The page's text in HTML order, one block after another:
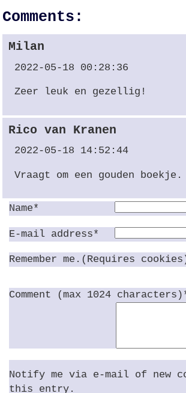
Comments:
Milan
2022-05-18 00:28:36
Zeer leuk en gezellig!
Rico van Kranen
2022-05-18 14:52:44
Vraagt om een gouden boekje.
Name*
E-mail address*
Remember me.(Requires
Comment (max 1024
Notify me via e-mail of new
this entry.